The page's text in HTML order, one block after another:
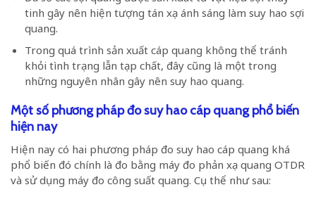
tinh gây nên hiện tượng tán xạ ánh sáng làm suy hao sợi
quang.
Trong quá trình sản xuất cáp quang không thể tránh
khỏi tình trạng lẫn tạp chất, đây cũng là một trong
những nguyên nhân gây nên suy hao quang.
Một số phương pháp đo suy hao cáp quang phổ biến
hiện nay
Hiện nay có hai phương pháp đo suy hao cáp quang khá
phổ biến đó chính là đo bằng máy đo phản xạ quang OTDR
và sử dụng máy đo công suất quang. Cụ thể như sau: